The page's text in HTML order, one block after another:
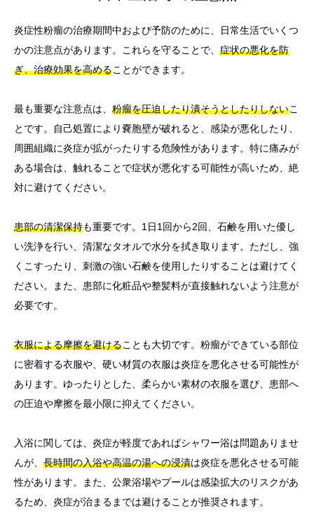
炎症性粉瘤の治療期間中および予防のために、日常生活でいくつ
かの注意点があります。これらを守ることで、 症状の悪化を防
ぎ、治療効果を高めることができます。
最も重要な注意点は、 粉瘤を圧迫したり潰そうとしたりしないこ
とです。自己処置により嚢胞壁が破れると、感染が悪化したり、
周囲組織に炎症が拡がったりする危険性があります。特に痛みが
ある場合は、触れることで症状が悪化する可能性が高いため、絶
対に避けてください。
患部の清潔保持も重要です。1日1回から2回、石鹸を用いた優し
い洗浄を行い、清潔なタオルで水分を拭き取ります。ただし、強
くこすったり、刺激の強い石鹸を使用したりすることは避けてく
ださい。また、患部に化粧品や整髪料が直接触れないよう注意が
必要です。
衣服による摩擦を避けることも大切です。粉瘤ができている部位
に密着する衣服や、硬い材質の衣服は炎症を悪化させる可能性が
あります。ゆったりとした、柔らかい素材の衣服を選び、患部へ
の圧迫や摩擦を最小限に抑えてください。
入浴に関しては、炎症が軽度であればシャワー浴は問題ありませ
んが、 長時間の入浴や高温の湯への浸漬は炎症を悪化させる可能
性があります。また、公衆浴場やプールは感染拡大のリスクがあ
るため、炎症が治まるまでは避けることが推奨されます。